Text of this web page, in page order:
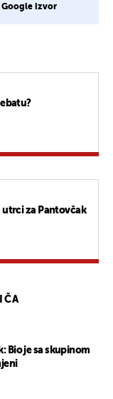
Google izvor
utrci za Pantovčak
Bio je sa skupinom